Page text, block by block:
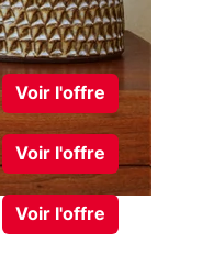
Voir l'offre
Voir l'offre
Voir l'offre